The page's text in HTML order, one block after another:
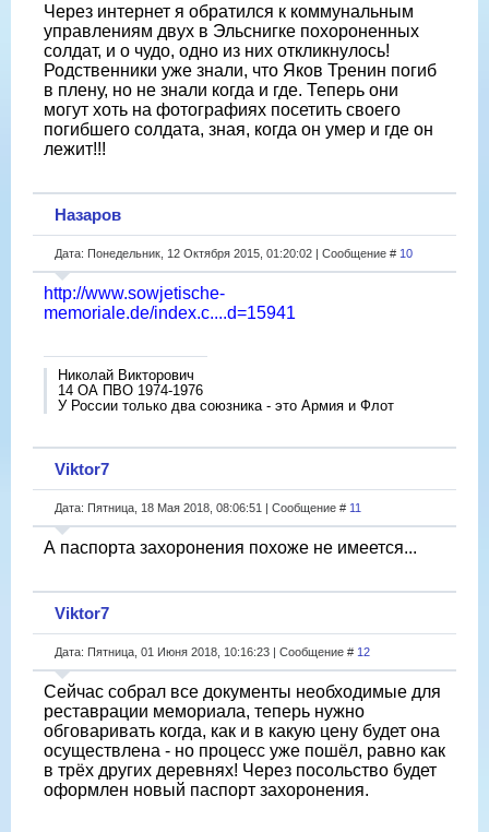
Через интернет я обратился к коммунальным
управлениям двух в Эльснигке похороненных
солдат, и о чудо, одно из них откликнулось!
Родственники уже знали, что Яков Тренин погиб
в плену, но не знали когда и где. Теперь они
могут хоть на фотографиях посетить своего
погибшего солдата, зная, когда он умер и где он
лежит!!!
Назаров
Дата: Понедельник, 12 Октября 2015, 01:20:02 | Сообщение # 10
http://www.sowjetische-
memoriale.de/index.c....d=15941
Николай Викторович
14 ОА ПВО 1974-1976
У России только два союзника - это Армия и Флот
Viktor7
Дата: Пятница, 18 Мая 2018, 08:06:51 | Сообщение # 11
А паспорта захоронения похоже не имеется...
Viktor7
Дата: Пятница, 01 Июня 2018, 10:16:23 | Сообщение # 12
Сейчас собрал все документы необходимые для
реставрации мемориала, теперь нужно
обговаривать когда, как и в какую цену будет она
осуществлена - но процесс уже пошёл, равно как
в трёх других деревнях! Через посольство будет
оформлен новый паспорт захоронения.